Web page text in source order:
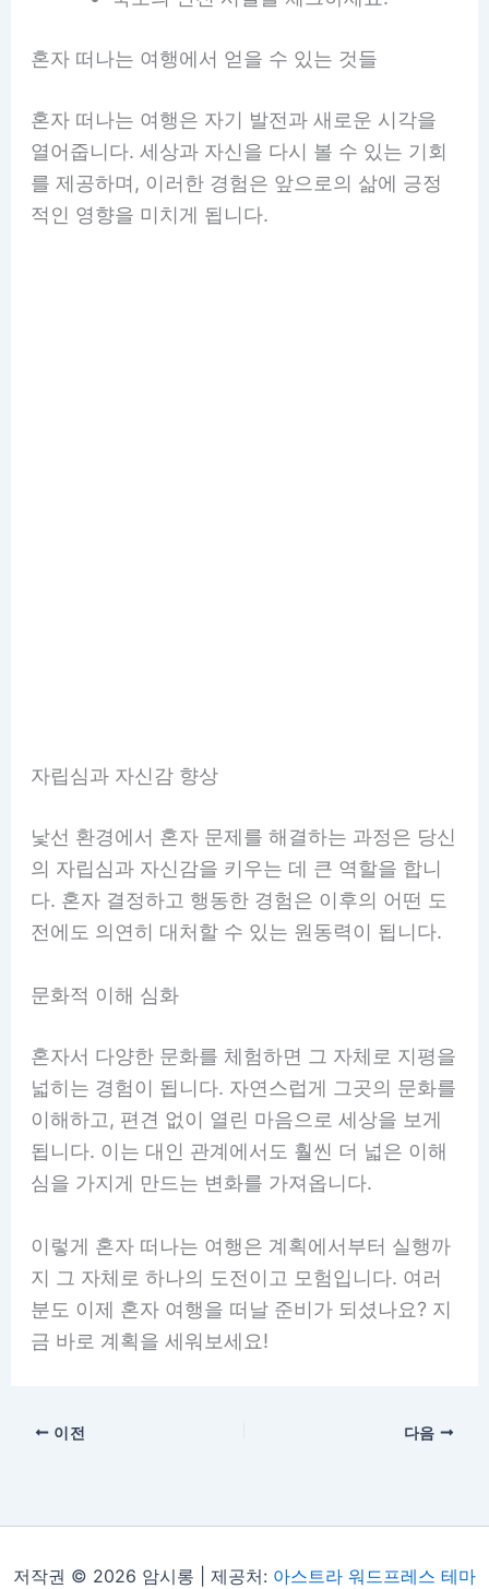
혼자 떠나는 여행에서 얻을 수 있는 것들
혼자 떠나는 여행은 자기 발전과 새로운 시각을
열어줍니다. 세상과 자신을 다시 볼 수 있는 기회
를 제공하며, 이러한 경험은 앞으로의 삶에 긍정
적인 영향을 미치게 됩니다.
자립심과 자신감 향상
낯선 환경에서 혼자 문제를 해결하는 과정은 당신
의 자립심과 자신감을 키우는 데 큰 역할을 합니
다. 혼자 결정하고 행동한 경험은 이후의 어떤 도
전에도 의연히 대처할 수 있는 원동력이 됩니다.
문화적 이해 심화
혼자서 다양한 문화를 체험하면 그 자체로 지평을
넓히는 경험이 됩니다. 자연스럽게 그곳의 문화를
이해하고, 편견 없이 열린 마음으로 세상을 보게
됩니다. 이는 대인 관계에서도 훨씬 더 넓은 이해
심을 가지게 만드는 변화를 가져옵니다.
이렇게 혼자 떠나는 여행은 계획에서부터 실행까
지 그 자체로 하나의 도전이고 모험입니다. 여러
분도 이제 혼자 여행을 떠날 준비가 되셨나요? 지
금 바로 계획을 세워보세요!
이전 다음
저작권 © 2026 암시롱 | 제공처: 아스트라 워드프레스 테마